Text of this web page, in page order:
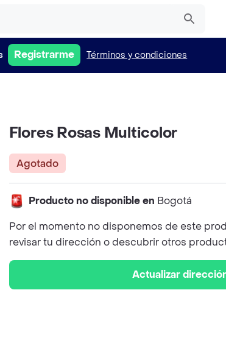
Registrarme Términos y condiciones
Flores Rosas Multicolor
Agotado
Producto no disponible en Bogotá
Por el momento no disponemos de este
revisar tu dirección o descubrir otros
Actualizar